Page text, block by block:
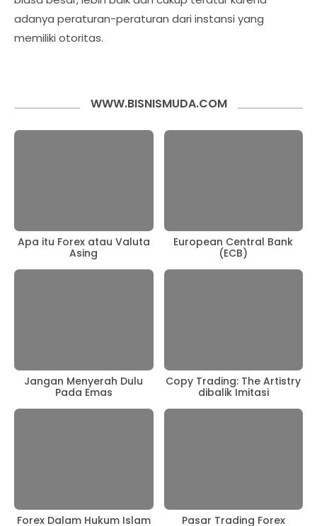
adanya peraturan-peraturan dari instansi yang
memiliki otoritas.
WWW.BISNISMUDA.COM
Apa itu Forex atau Valuta
Asing
European Central Bank
(ECB)
Jangan Menyerah Dulu
Pada Emas
Copy Trading: The Artistry
dibalik Imitasi
Forex Dalam Hukum Islam
Pasar Trading Forex